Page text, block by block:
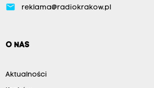
email reklama@radiokrakow.pl
O NAS
Aktualności